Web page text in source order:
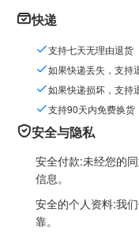
快递
支持七天无理由退货
如果快递丢失，支持
如果快递损坏，支持
支持90天内免费换货
安全与隐私
安全付款:未经您的
信息。
安全的个人资料:我
靠。